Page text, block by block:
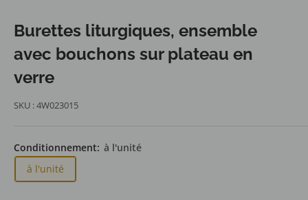
Burettes liturgiques, ensemble
avec bouchons sur plateau en
verre
SKU :4W023015
Conditionnement: à l'unité
à l'unité